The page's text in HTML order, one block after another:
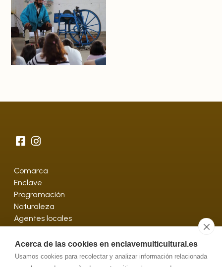
Acerca de las cookies en enclavemulticultural.es
Usamos cookies para recolectar y analizar información relacionada
Comarca
Enclave
Programación
Naturaleza
Agentes locales
Languilla, Segovia